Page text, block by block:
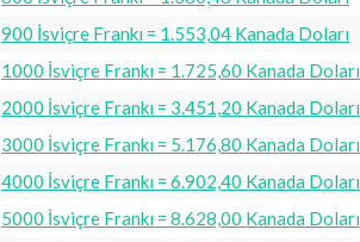
900 İsviçre Frankı = 1.553,04 Kanada Doları
1000 İsviçre Frankı = 1.725,60 Kanada Doları
2000 İsviçre Frankı = 3.451,20 Kanada Doları
3000 İsviçre Frankı = 5.176,80 Kanada Doları
4000 İsviçre Frankı = 6.902,40 Kanada Doları
5000 İsviçre Frankı = 8.628,00 Kanada Doları